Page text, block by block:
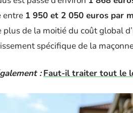
entre 1 950 et 2 050 euros par
plus de la moitié du coût global
spécifique de la
: Faut-il traiter tout le